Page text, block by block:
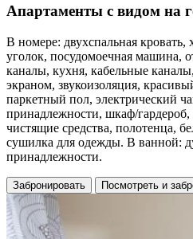
Апартаменты с видом на
В номере: двухспальная
уголок, посудомоечная машина,
каналы, кухня, кабельные
экраном, звукоизоляция,
паркетный пол, электрический
принадлежности, шкаф/
чистящие средства, полотенца,
сушилка для одежды. В ванной:
принадлежности.
Забронировать Посмотреть и